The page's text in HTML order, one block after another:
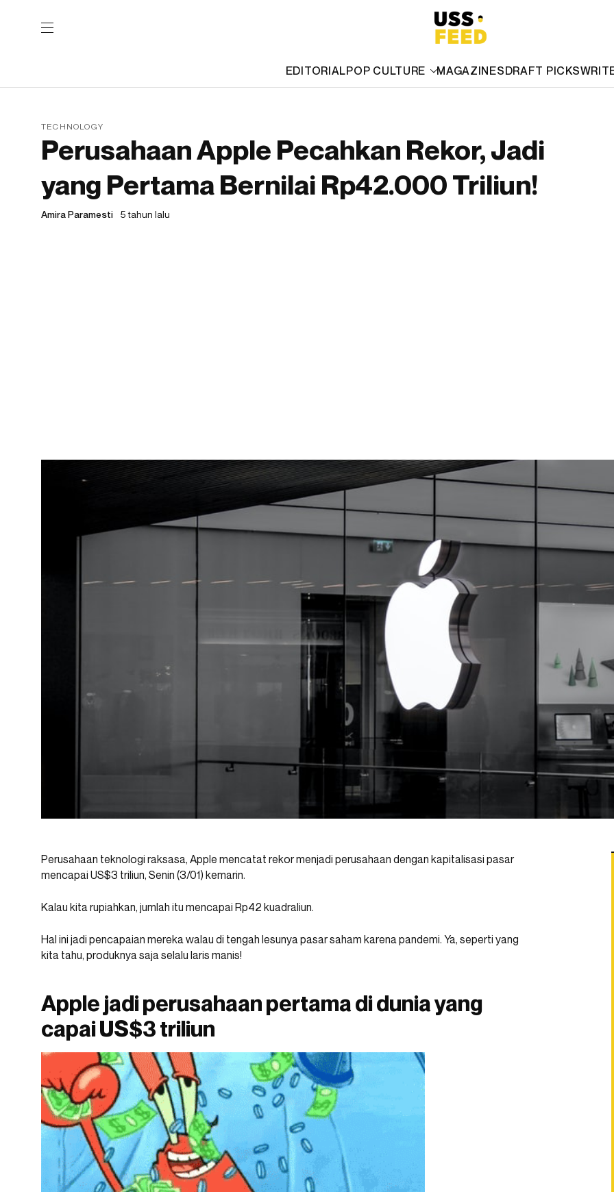
EDITORIALPOP CULTURE MAGAZINESDRAFT PICKS
TECHNOLOGY
Perusahaan Apple Pecahkan Rekor, Jadi
yang Pertama Bernilai Rp42.000 Triliun!
Amira Paramesti 5 tahun lalu
Perusahaan teknologi raksasa, Apple mencatat rekor menjadi perusahaan dengan kapitalisasi pasar
mencapai US$3 triliun, Senin (3/01) kemarin.
Kalau kita rupiahkan, jumlah itu mencapai Rp42 kuadraliun.
Hal ini jadi pencapaian mereka walau di tengah lesunya pasar saham karena pandemi. Ya, seperti yang
kita tahu, produknya saja selalu laris manis!
Apple jadi perusahaan pertama di dunia yang
capai US$3 triliun